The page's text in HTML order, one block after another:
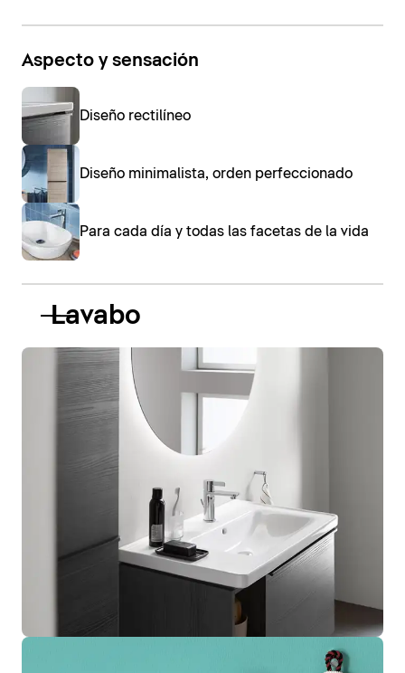
Aspecto y sensación
Diseño rectilíneo
Diseño minimalista, orden perfeccionado
Para cada día y todas las facetas de la vida
Lavabo